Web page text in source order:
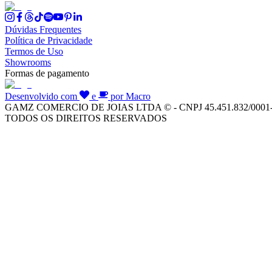
Dúvidas Frequentes
Política de Privacidade
Termos de Uso
Showrooms
Formas de pagamento
Desenvolvido com e
por Macro
GAMZ COMERCIO DE JOIAS LTDA © - CNPJ 45.451.832/
TODOS OS DIREITOS RESERVADOS